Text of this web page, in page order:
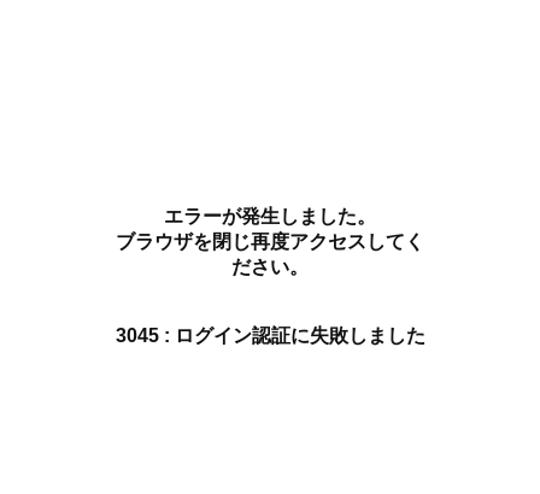
エラーが発生しました。
ブラウザを閉じ再度アクセスしてく
ださい。
3045 : ログイン認証に失敗しました